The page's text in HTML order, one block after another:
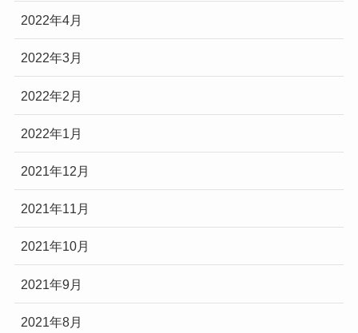
2022年4月
2022年3月
2022年2月
2022年1月
2021年12月
2021年11月
2021年10月
2021年9月
2021年8月